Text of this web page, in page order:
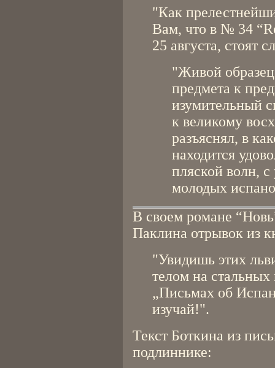
"Как
Вам, что в № 34
25 августа, стоят
"Живой
предмета к
изумительный
к великому
разъяснял, в
находится
пляской волн, с
молодых
В своем романе
Паклина отрывок из
"Увидишь этих
телом на
„Письмах об
изучай!".
Текст Боткина из
подлиннике: